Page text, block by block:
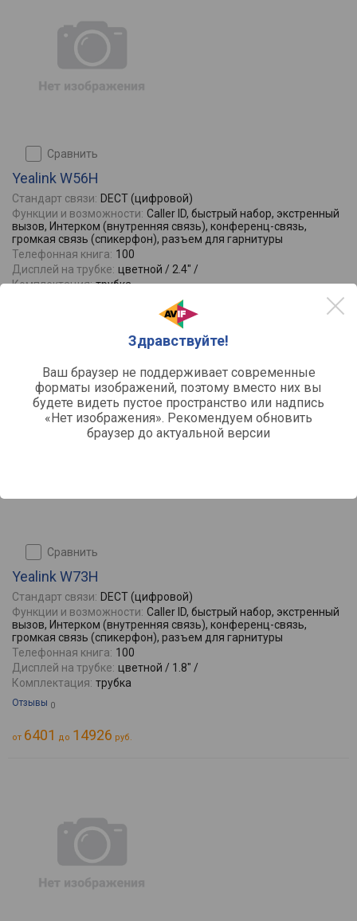
Здравствуйте!
Ваш браузер не поддерживает современные
форматы изображений, поэтому вместо них вы
будете видеть пустое пространство или надпись
«Нет изображения». Рекомендуем обновить
браузер до актуальной версии
сравнить
Yealink W56H
Стандарт связи: DECT (цифровой)
Функции и возможности: Caller ID, быстрый набор, экстренный
вызов, Интерком (внутренняя связь), конференц-связь,
громкая связь (спикерфон), разъем для гарнитуры
Телефонная книга: 100
Дисплей на трубке: цветной / 2.4" /
Комплектация: трубка
руб.
сравнить
Yealink W73H
Стандарт связи: DECT (цифровой)
Функции и возможности: Caller ID, быстрый набор, экстренный
вызов, Интерком (внутренняя связь), конференц-связь,
громкая связь (спикерфон), разъем для гарнитуры
Телефонная книга: 100
Дисплей на трубке: цветной / 1.8" /
Комплектация: трубка
Отзывы 0
от 6401 до 14926 руб.